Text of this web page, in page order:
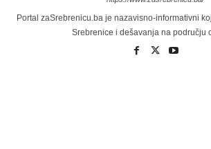
Portal zaSrebrenicu.ba je nazavisno-informativni
Srebrenice i dešavanja na području